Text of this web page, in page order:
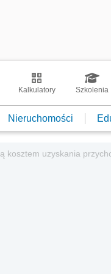
Kalkulatory Szkolenia
Nieruchomości
kosztem uzyskania